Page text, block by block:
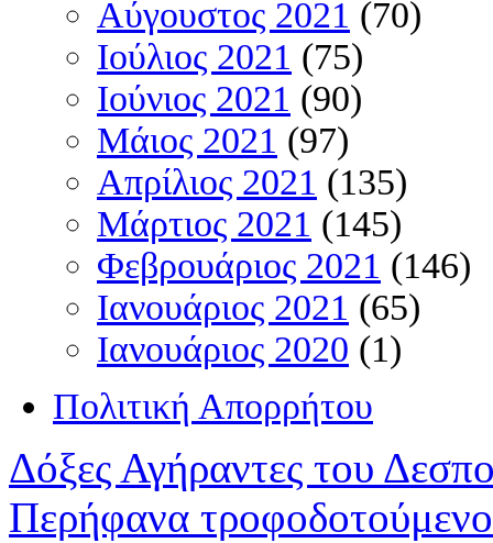
Αύγουστος 2021 (70)
Ιούλιος 2021 (75)
Ιούνιος 2021 (90)
Μάιος 2021 (97)
Απρίλιος 2021 (135)
Μάρτιος 2021 (145)
Φεβρουάριος 2021 (146)
Ιανουάριος 2021 (65)
Ιανουάριος 2020 (1)
Πολιτική Απορρήτου
Δόξες Αγήραντες του
Περήφανα